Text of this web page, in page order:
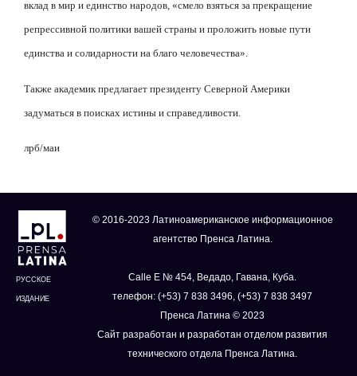
вклад в мир и единство народов, «смело взяться за прекращение
репрессивной политики вашей страны и проложить новые пути
единства и солидарности на благо человечества».
Также академик предлагает президенту Северной Америки
задуматься в поисках истины и справедливости.
лрб/маи
РУССКОЕ
ИЗДАНИЕ
© 2016-2023 Латиноамериканское информационное
агентство Пренса Латина.
Calle E № 454, Ведадо, Гавана, Куба.
телефон: (+53) 7 838 3496, (+53) 7 838 3497
Пренса Латина © 2023
Сайт разработан и разработан отделом развития
технического отдела Пренса Латина.